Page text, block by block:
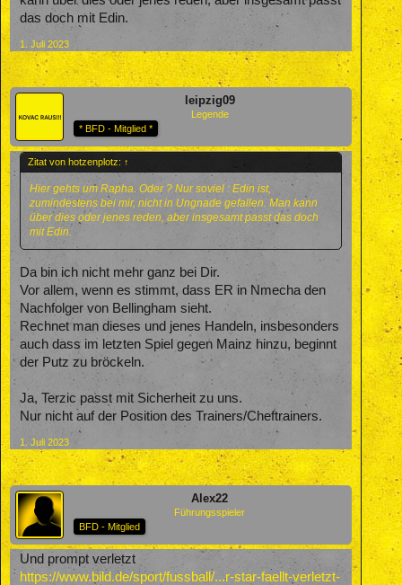
das doch mit Edin.
1. Juli 2023
leipzig09
Legende
* BFD - Mitglied *
Zitat von hotzenplotz: ↑
Hier gehts um Rapha. Oder ? Nur soviel : Edin ist,
zumindestens bei mir, nicht in Ungnade gefallen. Man kann
über dies oder jenes reden, aber insgesamt passt das doch
mit Edin.
Da bin ich nicht mehr ganz bei Dir.
Vor allem, wenn es stimmt, dass ER in Nmecha den
Nachfolger von Bellingham sieht.
Rechnet man dieses und jenes Handeln, insbesonders
auch dass im letzten Spiel gegen Mainz hinzu, beginnt
der Putz zu bröckeln.
Ja, Terzic passt mit Sicherheit zu uns.
Nur nicht auf der Position des Trainers/Cheftrainers.
1. Juli 2023
Alex22
Führungsspieler
BFD - Mitglied
Und prompt verletzt
https://www.bild.de/sport/fussball/...r-star-faellt-verletzt-